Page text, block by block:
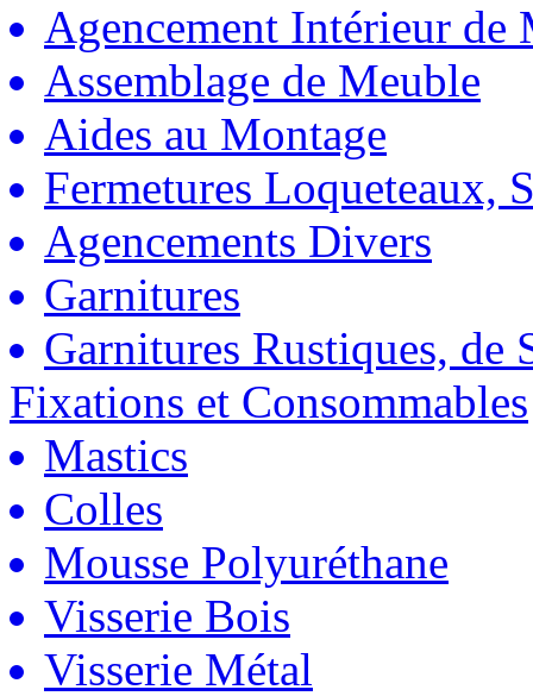
Agencement Intérieur de
Assemblage de Meuble
Aides au Montage
Fermetures Loqueteaux,
Agencements Divers
Garnitures
Garnitures Rustiques, de
Fixations et Consommables
Mastics
Colles
Mousse Polyuréthane
Visserie Bois
Visserie Métal